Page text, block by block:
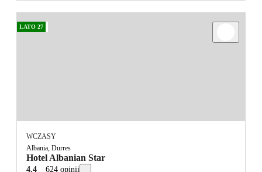
LATO 27
WCZASY
Albania, Durres
Hotel Albanian Star
4.4 624 opinii